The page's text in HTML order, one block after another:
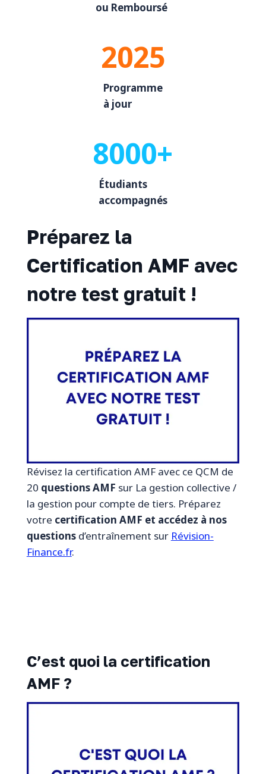
ou Remboursé
2025
Programme
à jour
8000+
Étudiants
accompagnés
Préparez la
Certification AMF avec
notre test gratuit !
Révisez la certification AMF avec ce QCM de
20 questions AMF sur La gestion collective /
la gestion pour compte de tiers. Préparez
votre certification AMF et accédez à nos
questionsd’entraînement sur Révision-
Finance.fr.
C’est quoi la certification
AMF ?